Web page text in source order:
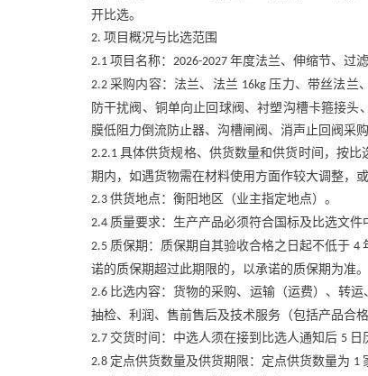
开比选。
2. 项目概况与比选范围
2.1 项目名称： 2026-2027 年度法兰、伸缩节、过
2.2 采购内容：法兰、法兰 16kg 压力、带丝法兰
防干扰阀、铜单向止回球阀、衬塑沟槽卡箍接
膜低阻力倒流防止器、沟槽闸阀、消声止回阀采
2.2.1 具体供货规格、供货数量和供货时间，按
期内，如遇货物需在材料使用方面作较大调整，
2.3 供货地点：衡阳地区（业主指定地点）。
2.4 质量要求：生产产品必须符合国标及比选文
2.5 质保期：质保期自其验收合格之日起不低于4
诺的质保期超过此期限的，以承诺的质保期为准。
2.6 比选内容：货物的采购、运输（运费）、转
抽检、利润、售前售后及技术服务（包括产品合
2.7 交货时间：中选人须在接到比选人通知后 5 日
2.8 定点供货数量及供货期限：定点供货数量为 1